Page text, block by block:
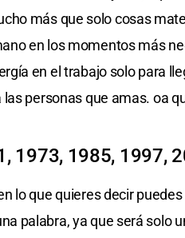
más que solo cosas
en los momentos más
en el trabajo solo para
personas que amas. oa
1973, 1985, 1997,
lo que quieres decir
palabra, ya que será solo